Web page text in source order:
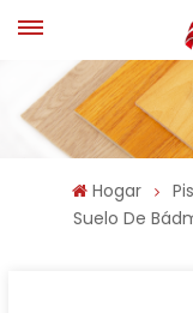
Hogar
Suelo De